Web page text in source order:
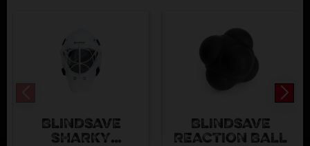
BLINDSAVE
SHARKY
BLINDSAVE
REACTION BALL